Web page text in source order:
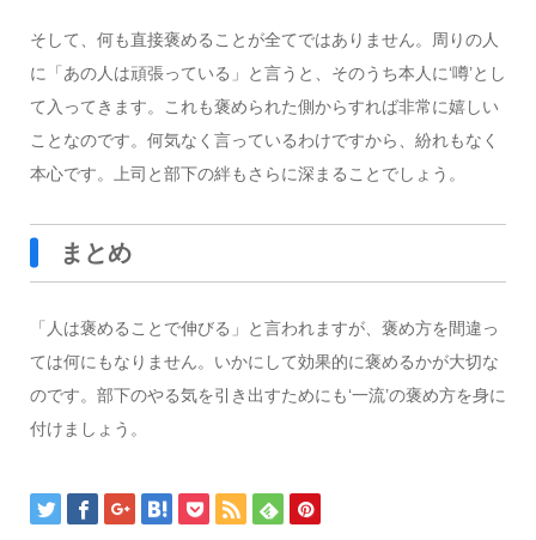
そして、何も直接褒めることが全てではありません。周りの人
に「あの人は頑張っている」と言うと、そのうち本人に‘噂’とし
て入ってきます。これも褒められた側からすれば非常に嬉しい
ことなのです。何気なく言っているわけですから、紛れもなく
本心です。上司と部下の絆もさらに深まることでしょう。
まとめ
「人は褒めることで伸びる」と言われますが、褒め方を間違っ
ては何にもなりません。いかにして効果的に褒めるかが大切な
のです。部下のやる気を引き出すためにも‘一流’の褒め方を身に
付けましょう。